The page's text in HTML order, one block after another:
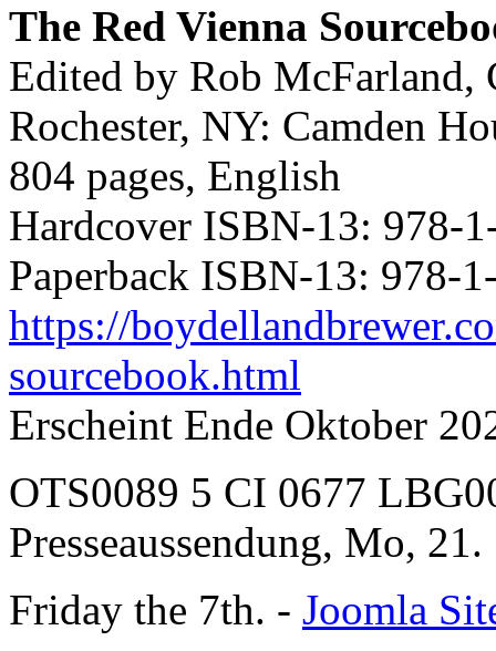
The Red Vienna
Edited by Rob McFarland,
Rochester, NY: Camden
804 pages, English
Hardcover ISBN-13: 978-
Paperback ISBN-13: 978-
https://
sourcebook.html
Erscheint Ende Oktober
OTS0089 5 CI 0677
Presseaussendung, Mo,
Friday the 7th. - Joomla